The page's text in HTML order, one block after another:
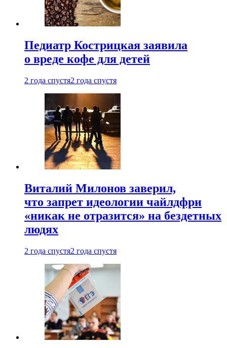
Педиатр Кострицкая заявила
о вреде кофе для детей
2 года спустя2 года спустя
Виталий Милонов заверил,
что запрет идеологии чайлдфри
«никак не отразится» на бездетных
людях
2 года спустя2 года спустя